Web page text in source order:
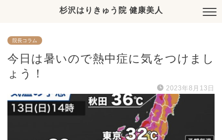
杉沢はりきゅう院 健康美人
院長コラム
今日は暑いので熱中症に気をつけまし
ょう！
2023年8月13日